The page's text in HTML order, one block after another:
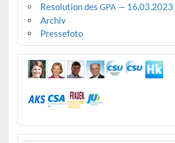
Resolution des GPA — 16.03.2023
Archiv
Pressefoto